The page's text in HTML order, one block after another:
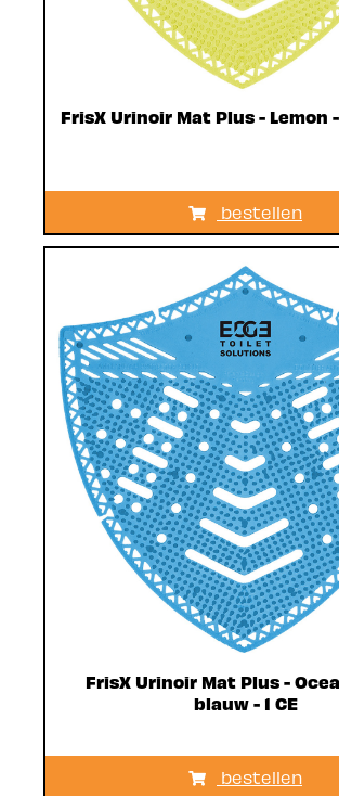
FrisX Urinoir Mat Plus - Lemon -
bestellen
FrisX Urinoir Mat Plus -
blauw - 1 CE
bestellen